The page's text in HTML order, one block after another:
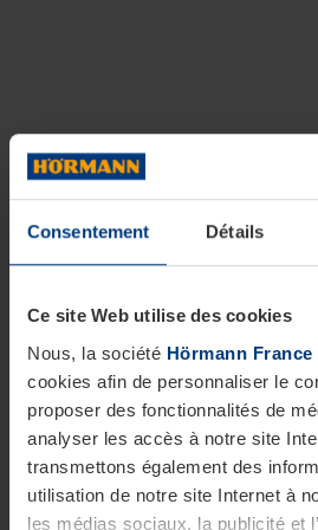
Consentement Détails
Ce site Web utilise des cookies
Nous, la société Hörmann France
cookies afin de personnaliser le
proposer des fonctionnalités de
analyser les accès à notre site
transmettons également des
utilisation de notre site Internet à
les médias sociaux, la publicité et